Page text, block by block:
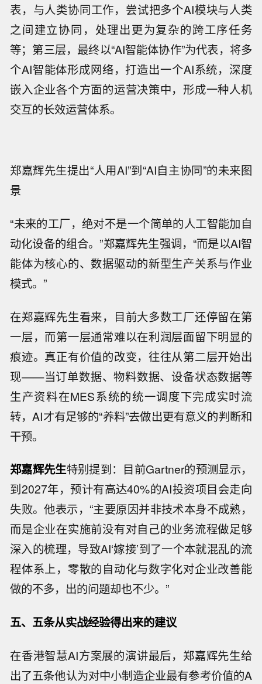
表，与人类协同工作，尝试把多个AI模块与人类
之间建立协同，处理出更为复杂的跨工序任务
等；第三层，最终以“AI智能体协作”为代表，将多
个AI智能体形成网络，打造出一个AI系统，深度
嵌入企业各个方面的运营决策中，形成一种人机
交互的长效运营体系。
郑嘉辉先生提出“人用AI”到“AI自主协同”的未来图
景
“未来的工厂，绝对不是一个简单的人工智能加自
动化设备的组合。”郑嘉辉先生强调，“而是以AI智
能体为核心的、数据驱动的新型生产关系与作业
模式。”
在郑嘉辉先生看来，目前大多数工厂还停留在第
一层，而第一层通常难以在利润层面留下明显的
痕迹。真正有价值的改变，往往从第二层开始出
现——当订单数据、物料数据、设备状态数据等
生产资料在MES系统的统一调度下完成实时流
转，AI才有足够的“养料”去做出更有意义的判断和
干预。
郑嘉辉先生特别提到：目前Gartner的预测显示，
到2027年，预计有高达40%的AI投资项目会走向
失败。他表示，“主要原因并非技术本身不成熟，
而是企业在实施前没有对自己的业务流程做足够
深入的梳理，导致AI‘嫁接’到了一个本就混乱的流
程体系上，零散的自动化与数字化对企业改善能
做的不多，出的问题却也不少。”
五、 五条从实战经验得出来的建议
在香港智慧AI方案展的演讲最后，郑嘉辉先生给
出了五条他认为对中小制造企业最有参考价值的A